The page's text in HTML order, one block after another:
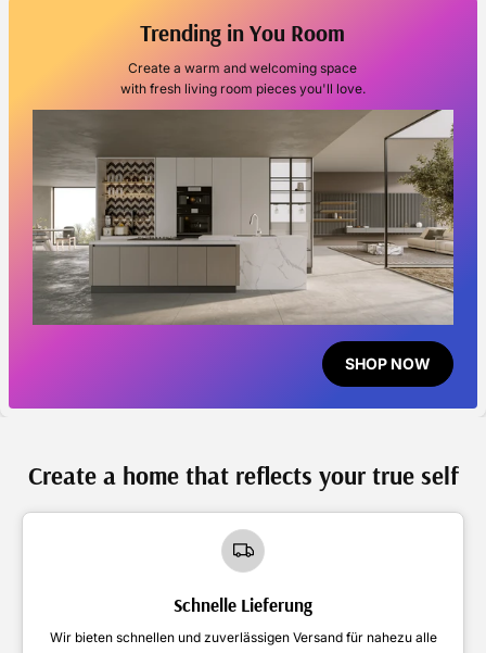
Trending in You Room
Create a warm and welcoming space
with fresh living room pieces you'll love.
SHOP NOW
Create a home that reflects your true self
Schnelle Lieferung
Wir bieten schnellen und zuverlässigen Versand für nahezu alle